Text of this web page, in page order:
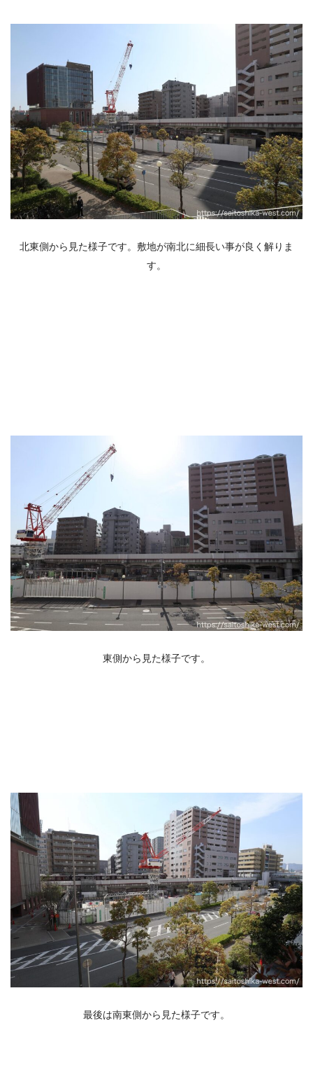
北東側から見た様子です。敷地が南北に細長い事が良く解りま
す。
東側から見た様子です。
最後は南東側から見た様子です。